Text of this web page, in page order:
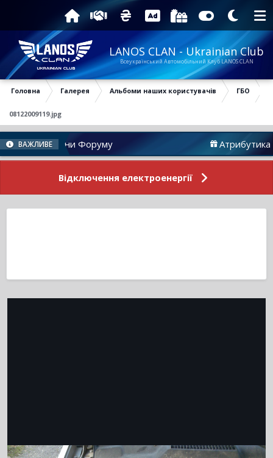
LANOS CLAN - Ukrainian Club
Всеукраїнський Автомобільний Клуб LANOS CLAN
Головна Галерея Альбоми наших користувачів ГБО
08122009119.jpg
ВАЖЛИВЕ
Новини Форуму Атрибутика
Відключення електроенергії